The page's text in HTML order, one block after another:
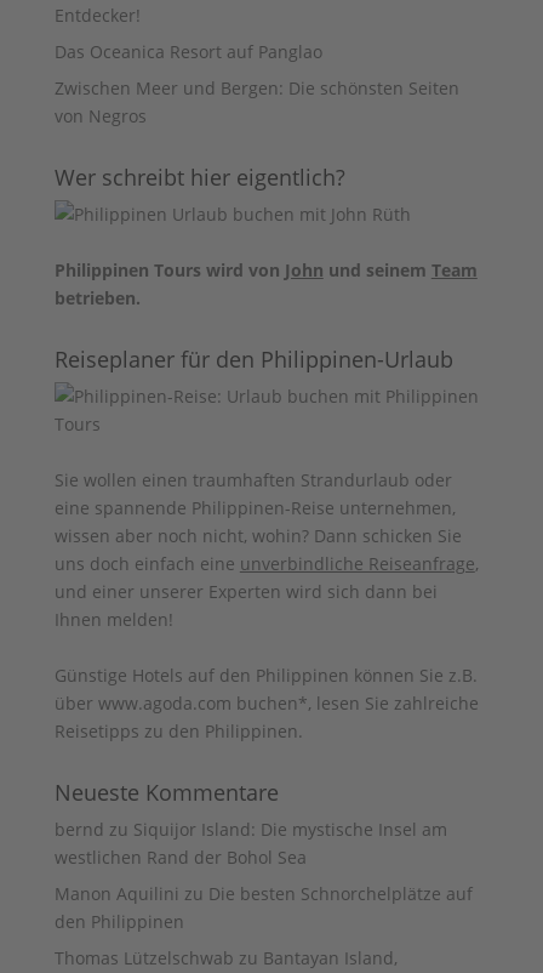
Entdecker!
Das Oceanica Resort auf Panglao
Zwischen Meer und Bergen: Die schönsten Seiten
von Negros
Wer schreibt hier eigentlich?
Philippinen Tours wird von John und seinem Team
betrieben.
Reiseplaner für den Philippinen-Urlaub
Sie wollen einen traumhaften Strandurlaub oder
eine spannende Philippinen-Reise unternehmen,
wissen aber noch nicht, wohin? Dann schicken Sie
uns doch einfach eine unverbindliche Reiseanfrage,
und einer unserer Experten wird sich dann bei
Ihnen melden!
Günstige Hotels auf den Philippinen können Sie z.B.
über www.agoda.com buchen*, lesen Sie zahlreiche
Reisetipps zu den Philippinen.
Neueste Kommentare
bernd zu Siquijor Island: Die mystische Insel am
westlichen Rand der Bohol Sea
Manon Aquilini zu Die besten Schnorchelplätze auf
den Philippinen
Thomas Lützelschwab zu Bantayan Island,